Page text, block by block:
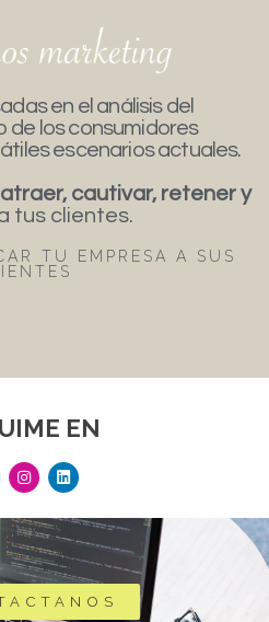
en el análisis del
los consumidores
escenarios actuales.
atraer, cautivar, retener y
tus clientes.
TU EMPRESA A SUS
EN